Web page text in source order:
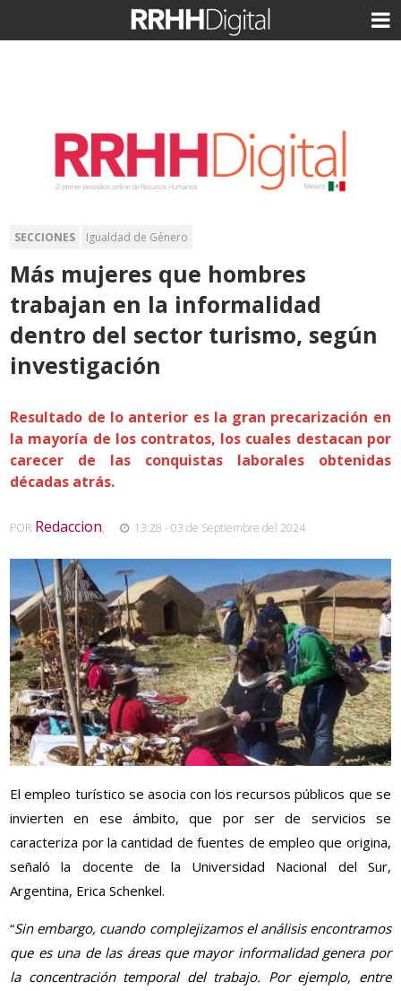
SECCIONES Igualdad de Género
Más mujeres que hombres
trabajan en la informalidad
dentro del sector turismo, según
investigación
Resultado de lo anterior es la gran precarización en
la mayoría de los contratos, los cuales destacan por
carecer de las conquistas laborales obtenidas
décadas atrás.
POR Redaccion, 13:28 - 03 de Septiembre del 2024
El empleo turístico se asocia con los recursos públicos que se
invierten en ese ámbito, que por ser de servicios se
caracteriza por la cantidad de fuentes de empleo que origina,
señaló la docente de la Universidad Nacional del Sur,
Argentina, Erica Schenkel.
“Sin embargo, cuando complejizamos el análisis encontramos
que es una de las áreas que mayor informalidad genera por
la concentración temporal del trabajo. Por ejemplo, entre